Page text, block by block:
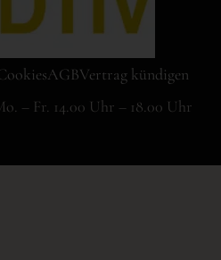
AGBVertrag kündigen
– Fr. 14.00 Uhr – 18.00 Uhr